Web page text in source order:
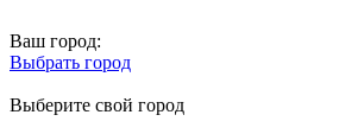
Ваш город:
Выбрать город
Выберите свой город